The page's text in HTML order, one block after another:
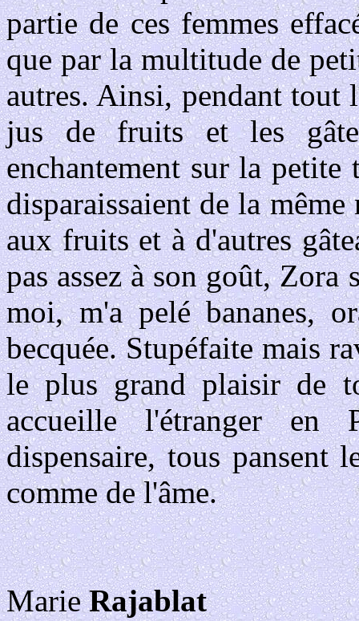
partie de ces femmes
que par la multitude de
autres. Ainsi, pendant tout
jus de fruits et les
enchantement sur la
disparaissaient de la
aux fruits et à d'autres
pas assez à son goût, Zora
moi, m'a pelé bananes,
becquée. Stupéfaite mais
le plus grand plaisir de
accueille l'étranger en
dispensaire, tous pansent
comme de l'âme.
MarieRajablat